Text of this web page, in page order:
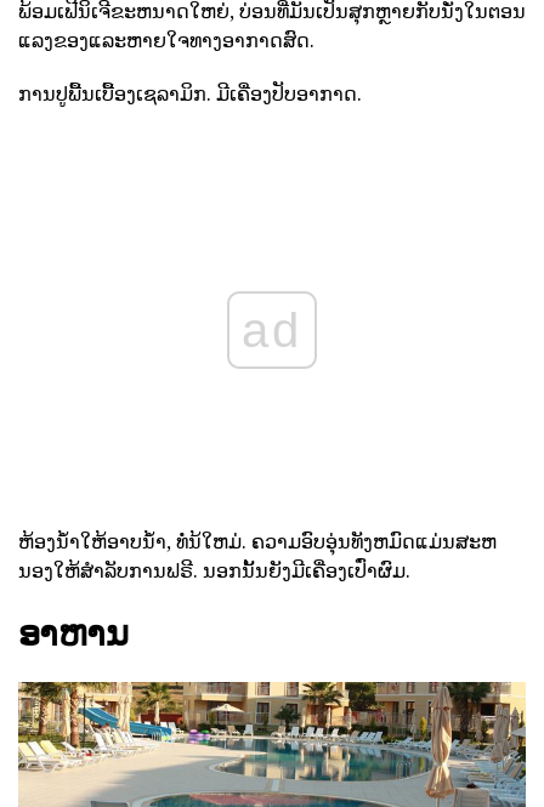
ພ້ອມເຟີນິເຈີຂະຫນາດໃຫຍ່, ບ່ອນທີ່ມັນເປັນສຸກຫຼາຍກັບນັ່ງໃນຕອນ
ແລງຂອງແລະຫາຍໃຈທາງອາກາດສົດ.
ການປູພື້ນເບື້ອງເຊລາມິກ. ມີເຄື່ອງປັບອາກາດ.
ad
ຫ້ອງນ້ໍາໃຫ້ອາບນ້ໍາ, ທໍ່ນ້ໃຫມ່. ຄວາມອົບອຸ່ນທັງຫມົດແມ່ນສະຫ
ນອງໃຫ້ສໍາລັບການຟຣີ. ນອກນັ້ນຍັງມີເຄື່ອງເປົ່າຜົມ.
ອາຫານ